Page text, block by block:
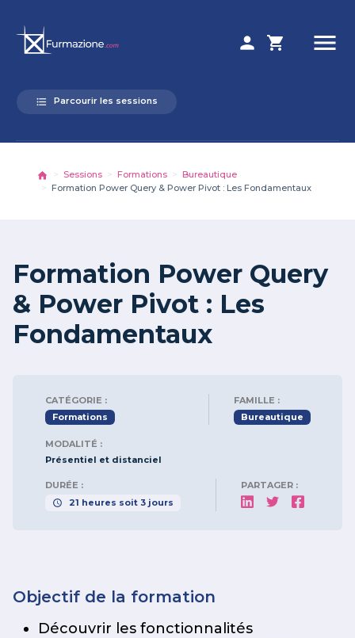
person shopping_cart menu
format_list_bulleted Parcourir les sessions
Sessions Formations
Bureautique
Formation Power Query & Power Pivot : Les Fondamentaux
Formation Power Query
& Power Pivot : Les
Fondamentaux
CATÉGORIE :
Formations
FAMILLE :
Bureautique
MODALITÉ :
Présentiel et distanciel
DURÉE :
21 heures soit 3 jours
PARTAGER :
Objectif de la formation
Découvrir les fonctionnalités